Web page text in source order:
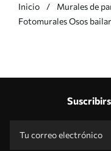
Inicio Murales de
Fotomurales Osos